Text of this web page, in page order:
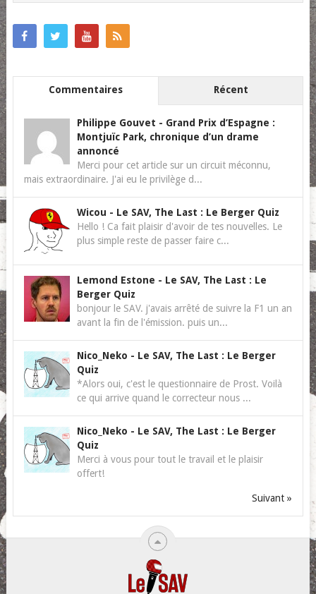
Commentaires Récent
Philippe Gouvet - Grand Prix d’Espagne :
Montjuïc Park, chronique d’un drame
annoncé
Merci pour cet article sur un circuit méconnu,
mais extraordinaire. J'ai eu le privilège d...
Wicou - Le SAV, The Last : Le Berger Quiz
Hello ! Ca fait plaisir d'avoir de tes nouvelles. Le
plus simple reste de passer faire c...
Lemond Estone - Le SAV, The Last : Le
Berger Quiz
bonjour le SAV. j'avais arrêté de suivre la F1 un an
avant la fin de l'émission. puis un...
Nico_Neko - Le SAV, The Last : Le Berger
Quiz
*Alors oui, c'est le questionnaire de Prost. Voilà
ce qui arrive quand le correcteur nous ...
Nico_Neko - Le SAV, The Last : Le Berger
Quiz
Merci à vous pour tout le travail et le plaisir
offert!
Suivant »